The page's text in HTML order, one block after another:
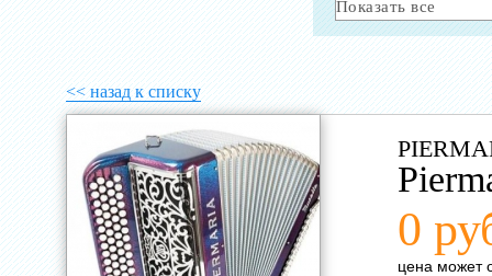
<< назад к списку
0
цена может